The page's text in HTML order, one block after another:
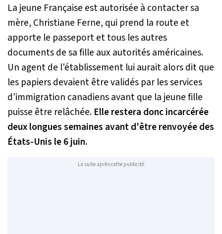
La jeune Française est autorisée à contacter sa
mère, Christiane Ferne, qui prend la route et
apporte le passeport et tous les autres
documents de sa fille aux autorités américaines.
Un agent de l'établissement lui aurait alors dit que
les papiers devaient être validés par les services
d'immigration canadiens avant que la jeune fille
puisse être relâchée. Elle restera donc incarcérée
deux longues semaines avant d'être renvoyée des
États-Unis le 6 juin.
La suite après cette publicité